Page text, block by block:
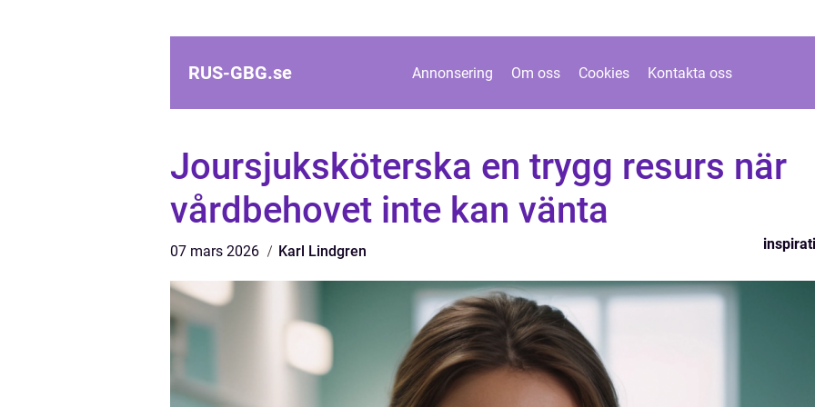
RUS-GBG.se Annonsering Om oss Cookies Kontakta oss
Joursjuksköterska en trygg resurs när
vårdbehovet inte kan vänta
07 mars 2026 Karl Lindgren